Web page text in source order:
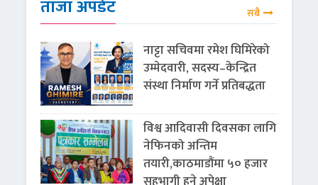
ताजा अपडेट सबै
नाट्टा सचिवमा रमेश घिमिरेको
उम्मेदवारी, सदस्य–केन्द्रित
संस्था निर्माण गर्ने प्रतिबद्धता
विश्व आदिवासी दिवसका लागि
नेफिनको अन्तिम
तयारी,काठमाडौंमा ५० हजार